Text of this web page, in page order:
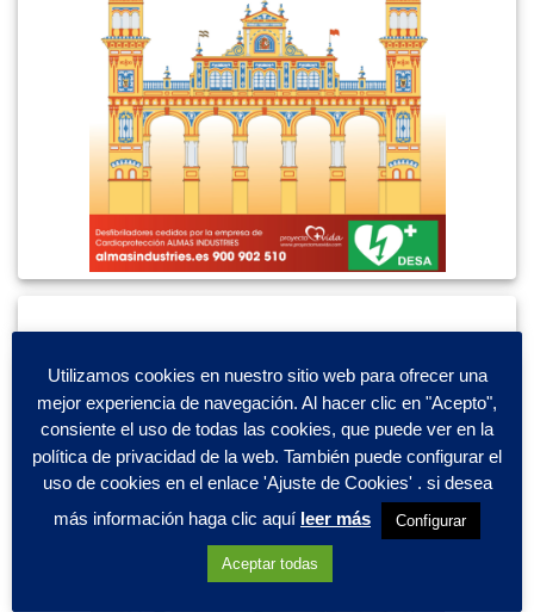
Utilizamos cookies en nuestro sitio web para ofrecer una
mejor experiencia de navegación. Al hacer clic en "Acepto",
consiente el uso de todas las cookies, que puede ver en la
política de privacidad de la web. También puede configurar el
uso de cookies en el enlace 'Ajuste de Cookies' . si desea
más información haga clic aquí leer más Configurar
Aceptar todas